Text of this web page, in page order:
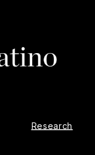
Research